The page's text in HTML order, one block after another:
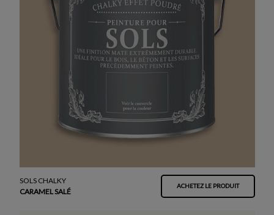
SOLS CHALKY
CARAMEL SALÉ
ACHETEZ LE PRODUIT